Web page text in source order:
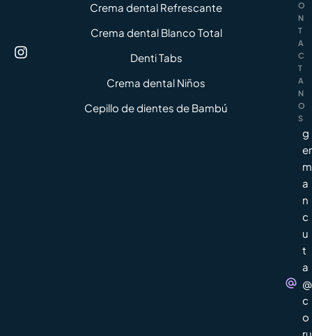
Crema dental Refrescante
Crema dental Blanco Total
Denti Tabs
Crema dental Niños
Cepillo de dientes de Bambú
O
N
T
A
C
T
A
N
O
S
g
er
m
a
n
c
u
t
a
@
c
o